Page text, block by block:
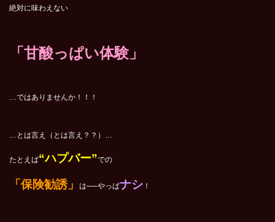
絶対に味わえない
「甘酸っぱい体験」
…ではありませんか！！！
…とは言え（とは言え？？）…
たとえば“ハプバー”での
「保険勧誘」 は──やっぱナシ ！